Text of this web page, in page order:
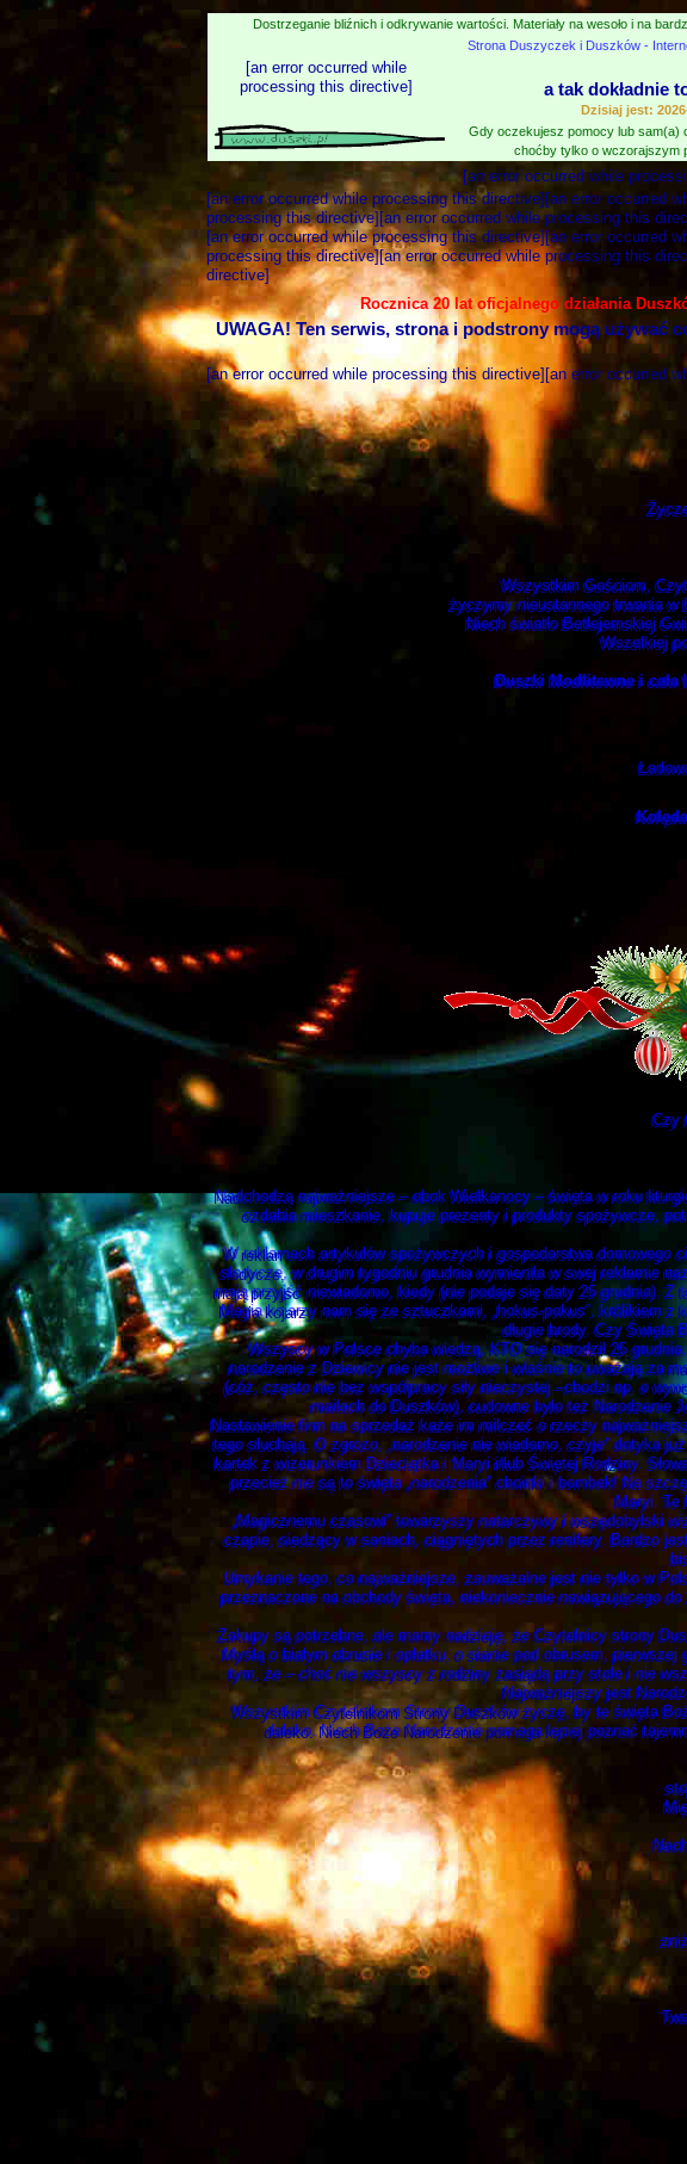
Dostrzeganie bliźnich i odkrywanie wartości. Materiały na wesoło i na
[an error occurred while
processing this directive]
Strona Duszyczek i Duszków -
a tak dokładnie
Dzisiaj jest:
Gdy oczekujesz pomocy lub sam(a)
choćby tylko o wczorajszym
[an error occurred while
[an error occurred while processing this directive][an error occurred
processing this directive][an error occurred while processing this
[an error occurred while processing this directive][an error occurred
processing this directive][an error occurred while processing this
directive]
Rocznica 20 lat oficjalnego działania
UWAGA! Ten serwis, strona i podstrony mogą używać
[an error occurred while processing this directive][an error occurred
Wszystkim Gościom,
życzymy nieustannego trwania w
Niech światło Betlejemskiej
Wszelkiej
Duszki Modlitewne i
Czy
Nadchodzą najważniejsze – obok Wielkanocy – święta w roku
ozdabia mieszkanie, kupuje prezenty i produkty spożywcze,
W reklamach artykułów spożywczych i gospodarstwa domowego
słodycze, w drugim tygodniu grudnia wymieniła w swej reklamie
mają przyjść niewiadomo, kiedy (nie podaje się daty 25 grudnia). Z
Magia kojarzy nam się ze sztuczkami, „hokus-pokus”, królikiem
długie brody. Czy Święta
Wszyscy w Polsce chyba wiedzą, KTO się narodził 25
narodzenie z Dziewicy nie jest możliwe i właśnie to uważają za
(cóż, często nie bez współpracy siły nieczystej –chodzi np. o
mailach do Duszków), cudowne było też Narodzenie
Nastawienie firm na sprzedaż każe im milczeć o rzeczy
tego słuchają. O zgrozo, „narodzenie nie wiadomo, czyje” dotyka
kartek z wizerunkiem Dzieciątka i Maryi i/lub Świętej Rodziny.
przecież nie są to święta „narodzenia” choinki i bombek! Na
Maryi. Te
„Magicznemu czasowi” towarzyszy natarczywy i wszędobylski
czapie, siedzący w saniach, ciągniętych przez renifery. Bardzo
Umykanie tego, co najważniejsze, zauważalne jest nie tylko w
przeznaczone na obchody święta, niekoniecznie nawiązującego
Zakupy są potrzebne, ale mamy nadzieję, że Czytelnicy strony
Myślą o białym obrusie i opłatku, o sianie pod obrusem,
tym, że – choć nie wszyscy z rodziny zasiądą przy stole i nie
Najważniejszy jest
Wszystkim Czytelnikom Strony Duszków życzę, by te święta
daleko. Niech Boże Narodzenie pomaga lepiej poznać